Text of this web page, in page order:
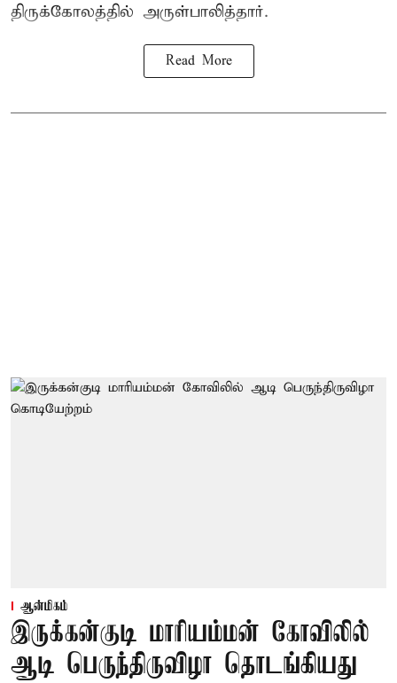
திருக்கோலத்தில் அருள்பாலித்தார்.
Read More
ஆன்மிகம்
இருக்கன்குடி மாரியம்மன் கோவிலில்
ஆடி பெருந்திருவிழா தொடங்கியது